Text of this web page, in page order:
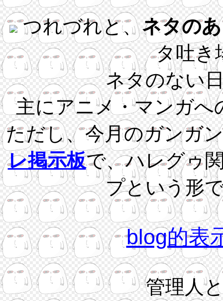
つれづれと、ネタの
タ吐き
ネタのない
主にアニメ・マンガへ
ただし、今月のガンガ
レ掲示板で、ハレグゥ
プという形
blog的表
管理人